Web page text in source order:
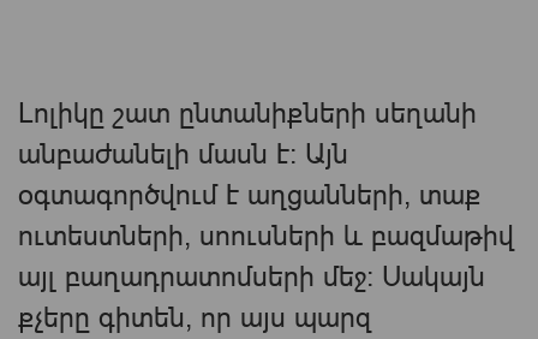
Լոլիկը շատ ընտանիքների սեղանի
անբաժանելի մասն է։ Այն
օգտագործվում է աղցանների, տաք
ուտեստների, սոուսների և բազմաթիվ
այլ բաղադրատոմսերի մեջ։ Սակայն
քչերը գիտեն, որ այս պարզ